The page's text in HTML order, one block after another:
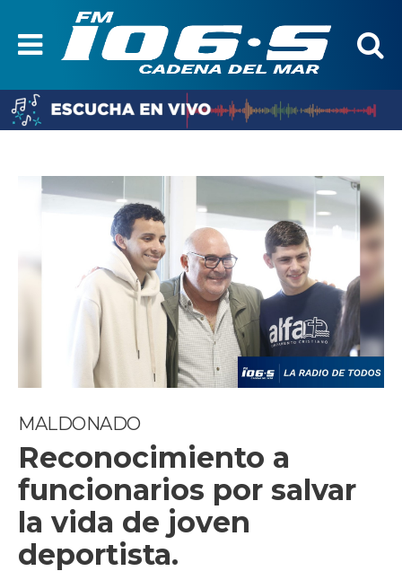
MALDONADO
Reconocimiento a
funcionarios por salvar
la vida de joven
deportista.